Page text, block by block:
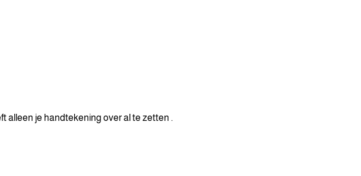
alleen je handtekening over al te zetten .